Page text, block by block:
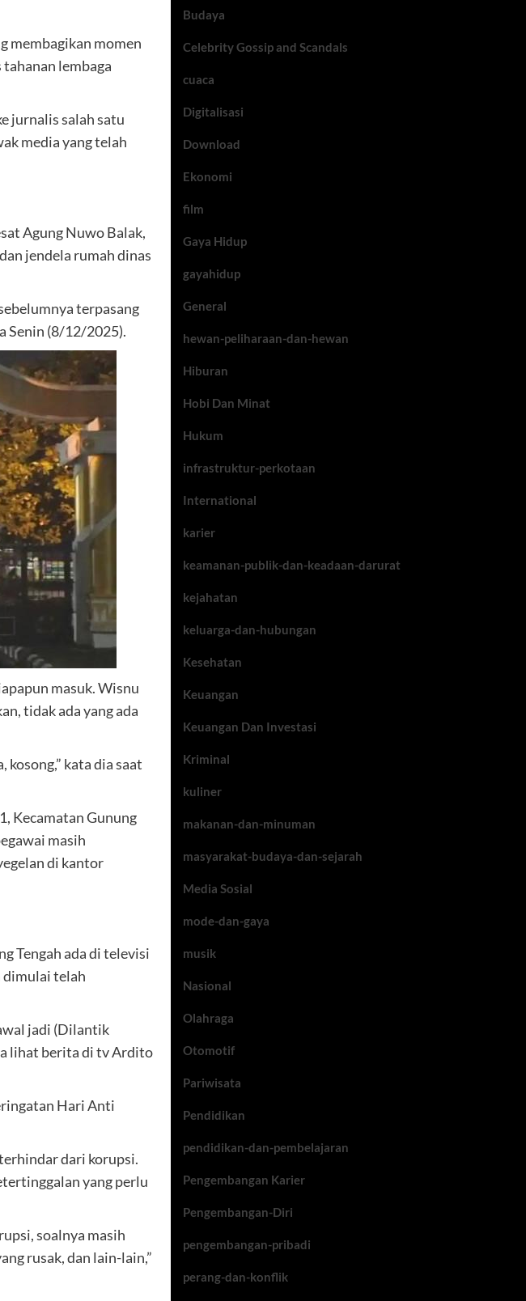
membagikan momen
lembaga
jurnalis salah satu
media yang telah
Agung Nuwo Balak,
jendela rumah dinas
terpasang
Senin (8/12/2025).
masuk. Wisnu
tidak ada yang ada
kata dia saat
Kecamatan Gunung
masih
di kantor
Tengah ada di televisi
dimulai telah
jadi (Dilantik
lihat berita di tv Ardito
Hari Anti
dari korupsi.
yang perlu
soalnya masih
rusak, dan lain-lain,”
Budaya
Celebrity Gossip and Scandals
cuaca
Digitalisasi
Download
Ekonomi
film
Gaya Hidup
gayahidup
General
hewan-peliharaan-dan-hewan
Hiburan
Hobi Dan Minat
Hukum
infrastruktur-perkotaan
International
karier
keamanan-publik-dan-keadaan-darurat
kejahatan
keluarga-dan-hubungan
Kesehatan
Keuangan
Keuangan Dan Investasi
Kriminal
kuliner
makanan-dan-minuman
masyarakat-budaya-dan-sejarah
Media Sosial
mode-dan-gaya
musik
Nasional
Olahraga
Otomotif
Pariwisata
Pendidikan
pendidikan-dan-pembelajaran
Pengembangan Karier
Pengembangan-Diri
pengembangan-pribadi
perang-dan-konflik